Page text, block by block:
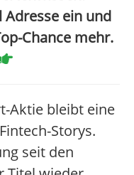
Adresse ein und
Chance mehr.
Aktie bleibt eine
Storys.
seit den